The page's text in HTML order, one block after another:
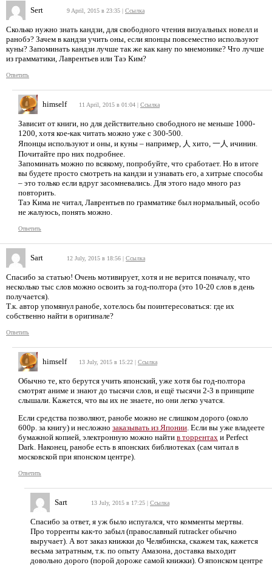
Sert 9 April, 2015 в 23:35 | Ссылка
Сколько нужно знать кандзи, для свободного чтения визуальных новелл и
ранобэ? Зачем в кандзи учить оны, если японцы повсеместно используют
куны? Запоминать кандзи лучше так же как кану по мнемонике? Что лучше
из грамматики, Лаврентьев или Таэ Ким?
Ответить
himself 11 April, 2015 в 01:04 | Ссылка
Зависит от книги, но для действительно свободного не меньше 1000-
1200, хотя кое-как читать можно уже с 300-500.
Японцы используют и оны, и куны – например, 人 хито, 一人 ичинин.
Почитайте про них подробнее.
Запоминать можно по всякому, попробуйте, что сработает. Но в итоге
вы будете просто смотреть на кандзи и узнавать его, а хитрые способы
– это только если вдруг засомневались. Для этого надо много раз
повторить.
Таэ Кима не читал, Лаврентьев по грамматике был нормальный, особо
не жалуюсь, понять можно.
Ответить
Sart 12 July, 2015 в 18:56 | Ссылка
Спасибо за статью! Очень мотивирует, хотя и не верится поначалу, что
несколько тыс слов можно освоить за год-полтора (это 10-20 слов в день
получается).
Т.к. автор упомянул ранобе, хотелось бы поинтересоваться: где их
собственно найти в оригинале?
Ответить
himself 13 July, 2015 в 15:22 | Ссылка
Обычно те, кто берутся учить японский, уже хотя бы год-полтора
смотрят аниме и знают до тысячи слов, и ещё тысячи 2-3 в принципе
слышали. Кажется, что вы их не знаете, но они легко учатся.
Если средства позволяют, ранобе можно не слишком дорого (около
600р. за книгу) и несложно заказывать из Японии . Если вы уже владеете
бумажной копией, электронную можно найти в торрентах и Perfect
Dark. Наконец, ранобе есть в японских библиотеках (сам читал в
московской при японском центре).
Ответить
Sart 13 July, 2015 в 17:25 | Ссылка
Спасибо за ответ, я уж было испугался, что комменты мертвы.
Про торренты как-то забыл (православный rutracker обычно
выручает). А вот заказ книжки до Челябинска, скажем так, кажется
весьма затратным, т.к. по опыту Амазона, доставка выходит
довольно дорого (порой дороже самой книжки). О японском центре